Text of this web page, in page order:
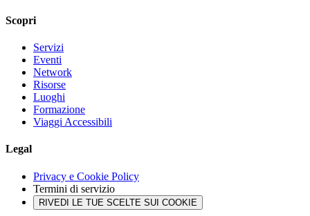
Scopri
Servizi
Eventi
Network
Risorse
Luoghi
Formazione
Viaggi Accessibili
Legal
Privacy e Cookie Policy
Termini di servizio
RIVEDI LE TUE SCELTE SUI COOKIE